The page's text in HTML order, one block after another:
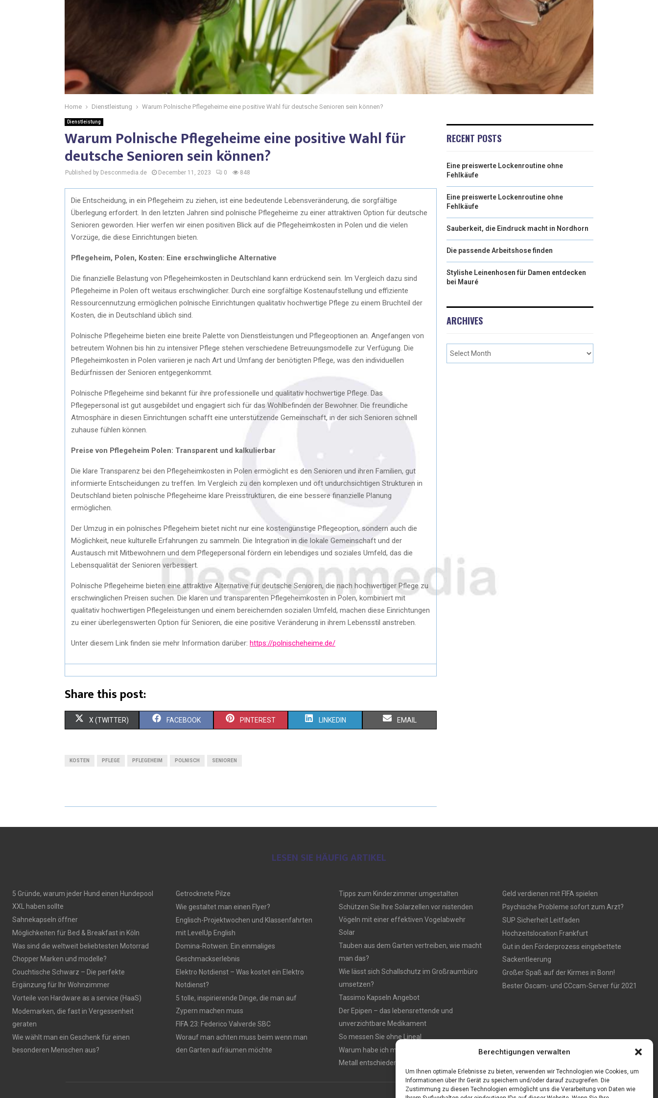
Berechtigungen verwalten
Um Ihnen optimale Erlebnisse zu bieten, verwenden wir Technologien wie Cookies, um
Informationen über Ihr Gerät zu speichern und/oder darauf zuzugreifen. Die
Zustimmung zu diesen Technologien ermöglicht uns die Verarbeitung von Daten wie
Home Dienstleistung Warum Polnische Pflegeheime eine positive Wahl für deutsche Senioren sein können?
Dienstleistung
Warum Polnische Pflegeheime eine positive Wahl für
deutsche Senioren sein können?
Published by Desconmedia.de December 11, 2023 0 848
Die Entscheidung, in ein Pflegeheim zu ziehen, ist eine bedeutende Lebensveränderung, die sorgfältige
Überlegung erfordert. In den letzten Jahren sind polnische Pflegeheime zu einer attraktiven Option für deutsche
Senioren geworden. Hier werfen wir einen positiven Blick auf die Pflegeheimkosten in Polen und die vielen
Vorzüge, die diese Einrichtungen bieten.
Pflegeheim, Polen, Kosten: Eine erschwingliche Alternative
Die finanzielle Belastung von Pflegeheimkosten in Deutschland kann erdrückend sein. Im Vergleich dazu sind
Pflegeheime in Polen oft weitaus erschwinglicher. Durch eine sorgfältige Kostenaufstellung und effiziente
Ressourcennutzung ermöglichen polnische Einrichtungen qualitativ hochwertige Pflege zu einem Bruchteil der
Kosten, die in Deutschland üblich sind.
Polnische Pflegeheime bieten eine breite Palette von Dienstleistungen und Pflegeoptionen an. Angefangen von
betreutem Wohnen bis hin zu intensiver Pflege stehen verschiedene Betreuungsmodelle zur Verfügung. Die
Pflegeheimkosten in Polen variieren je nach Art und Umfang der benötigten Pflege, was den individuellen
Bedürfnissen der Senioren entgegenkommt.
Polnische Pflegeheime sind bekannt für ihre professionelle und qualitativ hochwertige Pflege. Das
Pflegepersonal ist gut ausgebildet und engagiert sich für das Wohlbefinden der Bewohner. Die freundliche
Atmosphäre in diesen Einrichtungen schafft eine unterstützende Gemeinschaft, in der sich Senioren schnell
zuhause fühlen können.
Preise von Pflegeheim Polen: Transparent und kalkulierbar
Die klare Transparenz bei den Pflegeheimkosten in Polen ermöglicht es den Senioren und ihren Familien, gut
informierte Entscheidungen zu treffen. Im Vergleich zu den komplexen und oft undurchsichtigen Strukturen in
Deutschland bieten polnische Pflegeheime klare Preisstrukturen, die eine bessere finanzielle Planung
ermöglichen.
Der Umzug in ein polnisches Pflegeheim bietet nicht nur eine kostengünstige Pflegeoption, sondern auch die
Möglichkeit, neue kulturelle Erfahrungen zu sammeln. Die Integration in die lokale Gemeinschaft und der
Austausch mit Mitbewohnern und dem Pflegepersonal fördern ein lebendiges und soziales Umfeld, das die
Lebensqualität der Senioren verbessert.
Polnische Pflegeheime bieten eine attraktive Alternative für deutsche Senioren, die nach hochwertiger Pflege zu
erschwinglichen Preisen suchen. Die klaren und transparenten Pflegeheimkosten in Polen, kombiniert mit
qualitativ hochwertigen Pflegeleistungen und einem bereichernden sozialen Umfeld, machen diese Einrichtungen
zu einer überlegenswerten Option für Senioren, die eine positive Veränderung in ihrem Lebensstil anstreben.
Unter diesem Link finden sie mehr Information darüber: https://polnischeheime.de/
Share this post:
X (TWITTER) FACEBOOK PINTEREST LINKEDIN EMAIL
KOSTEN PFLEGE PFLEGEHEIM POLNISCH SENIOREN
RECENT POSTS
Eine preiswerte Lockenroutine ohne
Fehlkäufe
Eine preiswerte Lockenroutine ohne
Fehlkäufe
Sauberkeit, die Eindruck macht in Nordhorn
Die passende Arbeitshose finden
Stylishe Leinenhosen für Damen entdecken
bei Mauré
ARCHIVES
LESEN SIE HÄUFIG ARTIKEL
5 Gründe, warum jeder Hund einen Hundepool
XXL haben sollte
Sahnekapseln öffner
Möglichkeiten für Bed & Breakfast in Köln
Was sind die weltweit beliebtesten Motorrad
Chopper Marken und modelle?
Couchtische Schwarz – Die perfekte
Ergänzung für Ihr Wohnzimmer
Vorteile von Hardware as a service (HaaS)
Modemarken, die fast in Vergessenheit
geraten
Wie wählt man ein Geschenk für einen
besonderen Menschen aus?
Getrocknete Pilze
Wie gestaltet man einen Flyer?
Englisch-Projektwochen und Klassenfahrten
mit LevelUp English
Domina-Rotwein: Ein einmaliges
Geschmackserlebnis
Elektro Notdienst – Was kostet ein Elektro
Notdienst?
5 tolle, inspirierende Dinge, die man auf
Zypern machen muss
FIFA 23: Federico Valverde SBC
Worauf man achten muss beim wenn man
den Garten aufräumen möchte
Tipps zum Kinderzimmer umgestalten
Schützen Sie Ihre Solarzellen vor nistenden
Vögeln mit einer effektiven Vogelabwehr
Solar
Tauben aus dem Garten vertreiben, wie macht
man das?
Wie lässt sich Schallschutz im Großraumbüro
umsetzen?
Tassimo Kapseln Angebot
Der Epipen – das lebensrettende und
unverzichtbare Medikament
So messen Sie ohne Lineal
Warum habe ich mich für einen Zaun aus
Metall entschieden ?
Geld verdienen mit FIFA spielen
Psychische Probleme sofort zum Arzt?
SUP Sicherheit Leitfaden
Hochzeitslocation Frankfurt
Gut in den Förderprozess eingebettete
Sackentleerung
Großer Spaß auf der Kirmes in Bonn!
Bester Oscam- und CCcam-Server für 2021